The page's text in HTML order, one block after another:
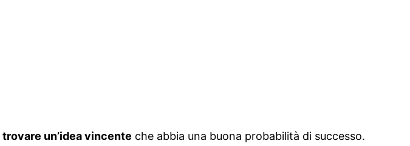
trovare un’idea vincente che abbia una buona probabilità di successo.